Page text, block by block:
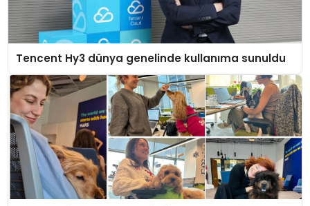
Tencent Hy3 dünya genelinde kullanıma sunuldu